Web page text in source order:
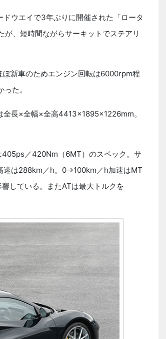
ウエイで3年ぶりに開催された「ロータ
、短時間ながらサーキットでステアリ
新車のためエンジン回転は6000rpm程
た。
長×全幅×全高4413×1895×1226mm。
／420Nm（6MT）のスペック。サ
速は288km／h。0→100km／h加速はMT
している。またATは最大トルクを